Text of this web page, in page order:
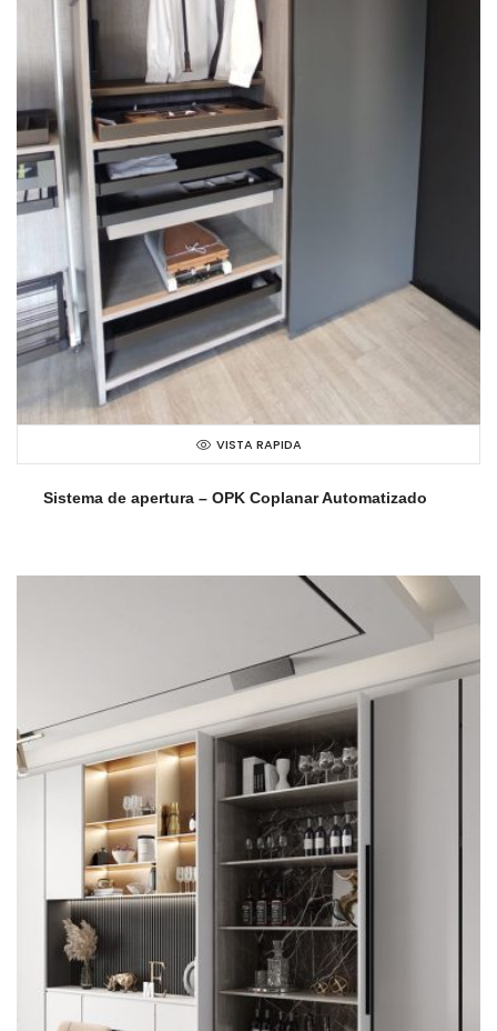
VISTA RAPIDA
Sistema de apertura – OPK Coplanar Automatizado